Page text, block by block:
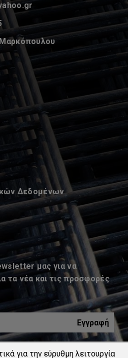
Δεδομένων
μας για να
τα νέα και τις προσφορές
Εγγραφή
όρους χρήσης
και την
για την εύρυθμη λειτουργία